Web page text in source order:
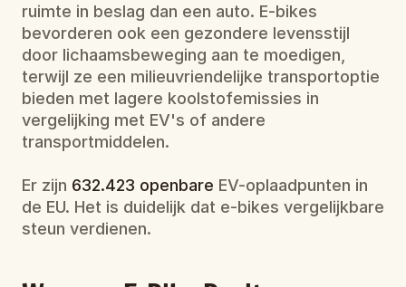
ruimte in beslag dan een auto. E-bikes
bevorderen ook een gezondere levensstijl
door lichaamsbeweging aan te moedigen,
terwijl ze een milieuvriendelijke transportoptie
bieden met lagere koolstofemissies in
vergelijking met EV's of andere
transportmiddelen.
Er zijn 632.423 openbare EV-oplaadpunten in
de EU. Het is duidelijk dat e-bikes vergelijkbare
steun verdienen.